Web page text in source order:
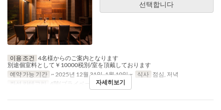
선택합니다
이용 조건 4名様からのご案内となります
別途個室料として￥10000税別/室を頂戴しております
예약 가능 기간 ~ 2025년 12월 31일, 1월 10일 ~ 식사 점심, 저녁
좌석 카테고리
4階(プライベートルーム)
자세히보기